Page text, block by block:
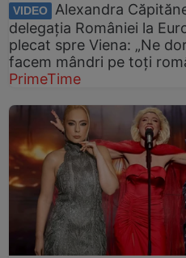
VIDEO
Alexandra
delegația României la
plecat spre Viena: „Ne
facem mândri pe toți
PrimeTime